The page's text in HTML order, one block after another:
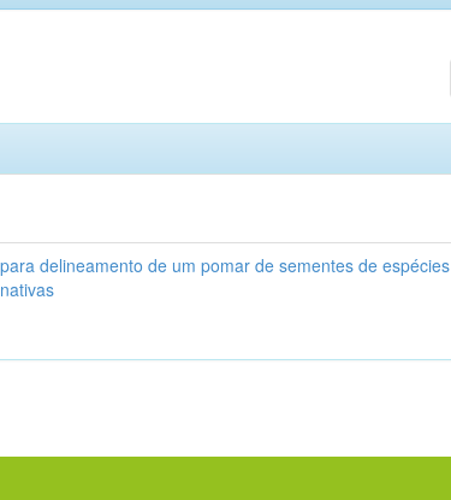
delineamento de um pomar de sementes de espécies